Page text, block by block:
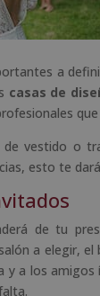
a
casas de
vestido o
esto te
de tu
a elegir,
y a los